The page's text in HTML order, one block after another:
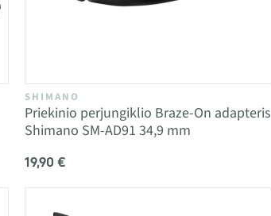
SHIMANO
Priekinio perjungiklio Braze-On adapteris
Shimano SM-AD91 34,9 mm
19,90 €